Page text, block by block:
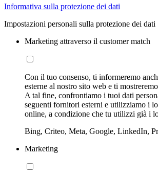
Informativa sulla protezione dei dati
Impostazioni personali sulla protezione dei dati
Marketing attraverso il customer match
Con il tuo consenso, ti informeremo
esterne al nostro sito web e ti
A tal fine, confrontiamo i tuoi dati
seguenti fornitori esterni e utilizziamo i
online, a condizione che tu utilizzi già i
Bing, Criteo, Meta, Google, LinkedIn,
Marketing